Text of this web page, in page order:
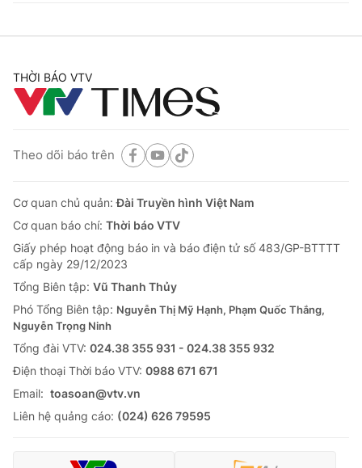
THỜI BÁO VTV
Theo dõi báo trên
Cơ quan chủ quản:Đài Truyền hình Việt Nam
Cơ quan báo chí: Thời báo VTV
Giấy phép hoạt động báo in và báo điện tử số 483/GP-BTTTT
cấp ngày 29/12/2023
Tổng Biên tập: Vũ Thanh Thủy
Phó Tổng Biên tập: Nguyễn Thị Mỹ Hạnh, Phạm Quốc Thắng,
Nguyễn Trọng Ninh
Tổng đài VTV: 024.38 355 931 - 024.38 355 932
Ðiện thoại Thời báo VTV: 0988 671 671
Email: toasoan@vtv.vn
Liên hệ quảng cáo: (024) 626 79595